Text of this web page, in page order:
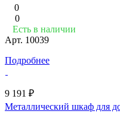
0
0
Есть в наличии
Арт. 10039
Подробнее
9 191 ₽
Металлический шкаф для